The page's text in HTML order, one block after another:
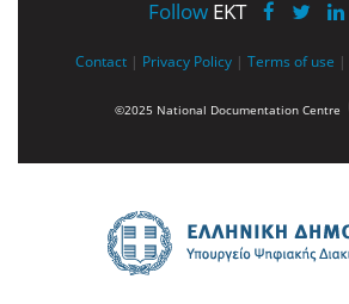
Follow EKT
Contact | Privacy Policy | Terms of use |
©2025 National Documentation Centre